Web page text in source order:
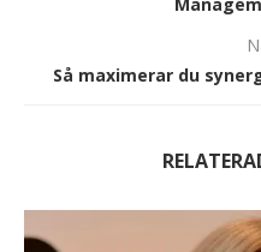
Så maximerar du